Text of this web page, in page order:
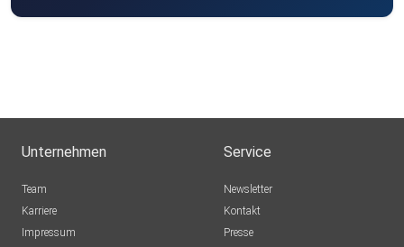
Unternehmen
Team
Karriere
Impressum
Service
Newsletter
Kontakt
Presse